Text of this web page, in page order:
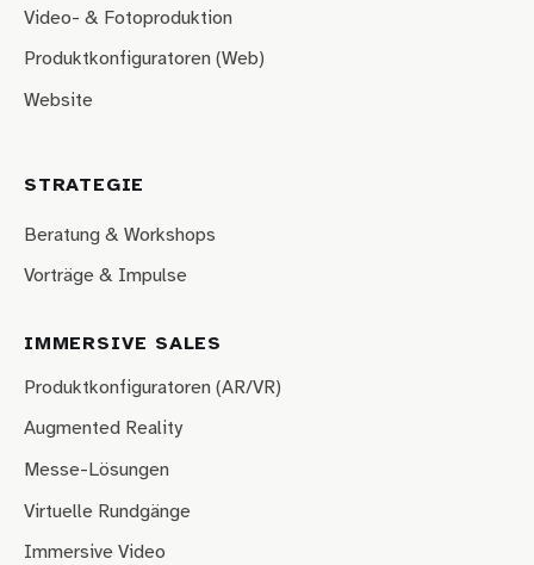
Video- & Fotoproduktion
Produktkonfiguratoren (Web)
Website
STRATEGIE
Beratung & Workshops
Vorträge & Impulse
IMMERSIVE SALES
Produktkonfiguratoren (AR/VR)
Augmented Reality
Messe-Lösungen
Virtuelle Rundgänge
Immersive Video